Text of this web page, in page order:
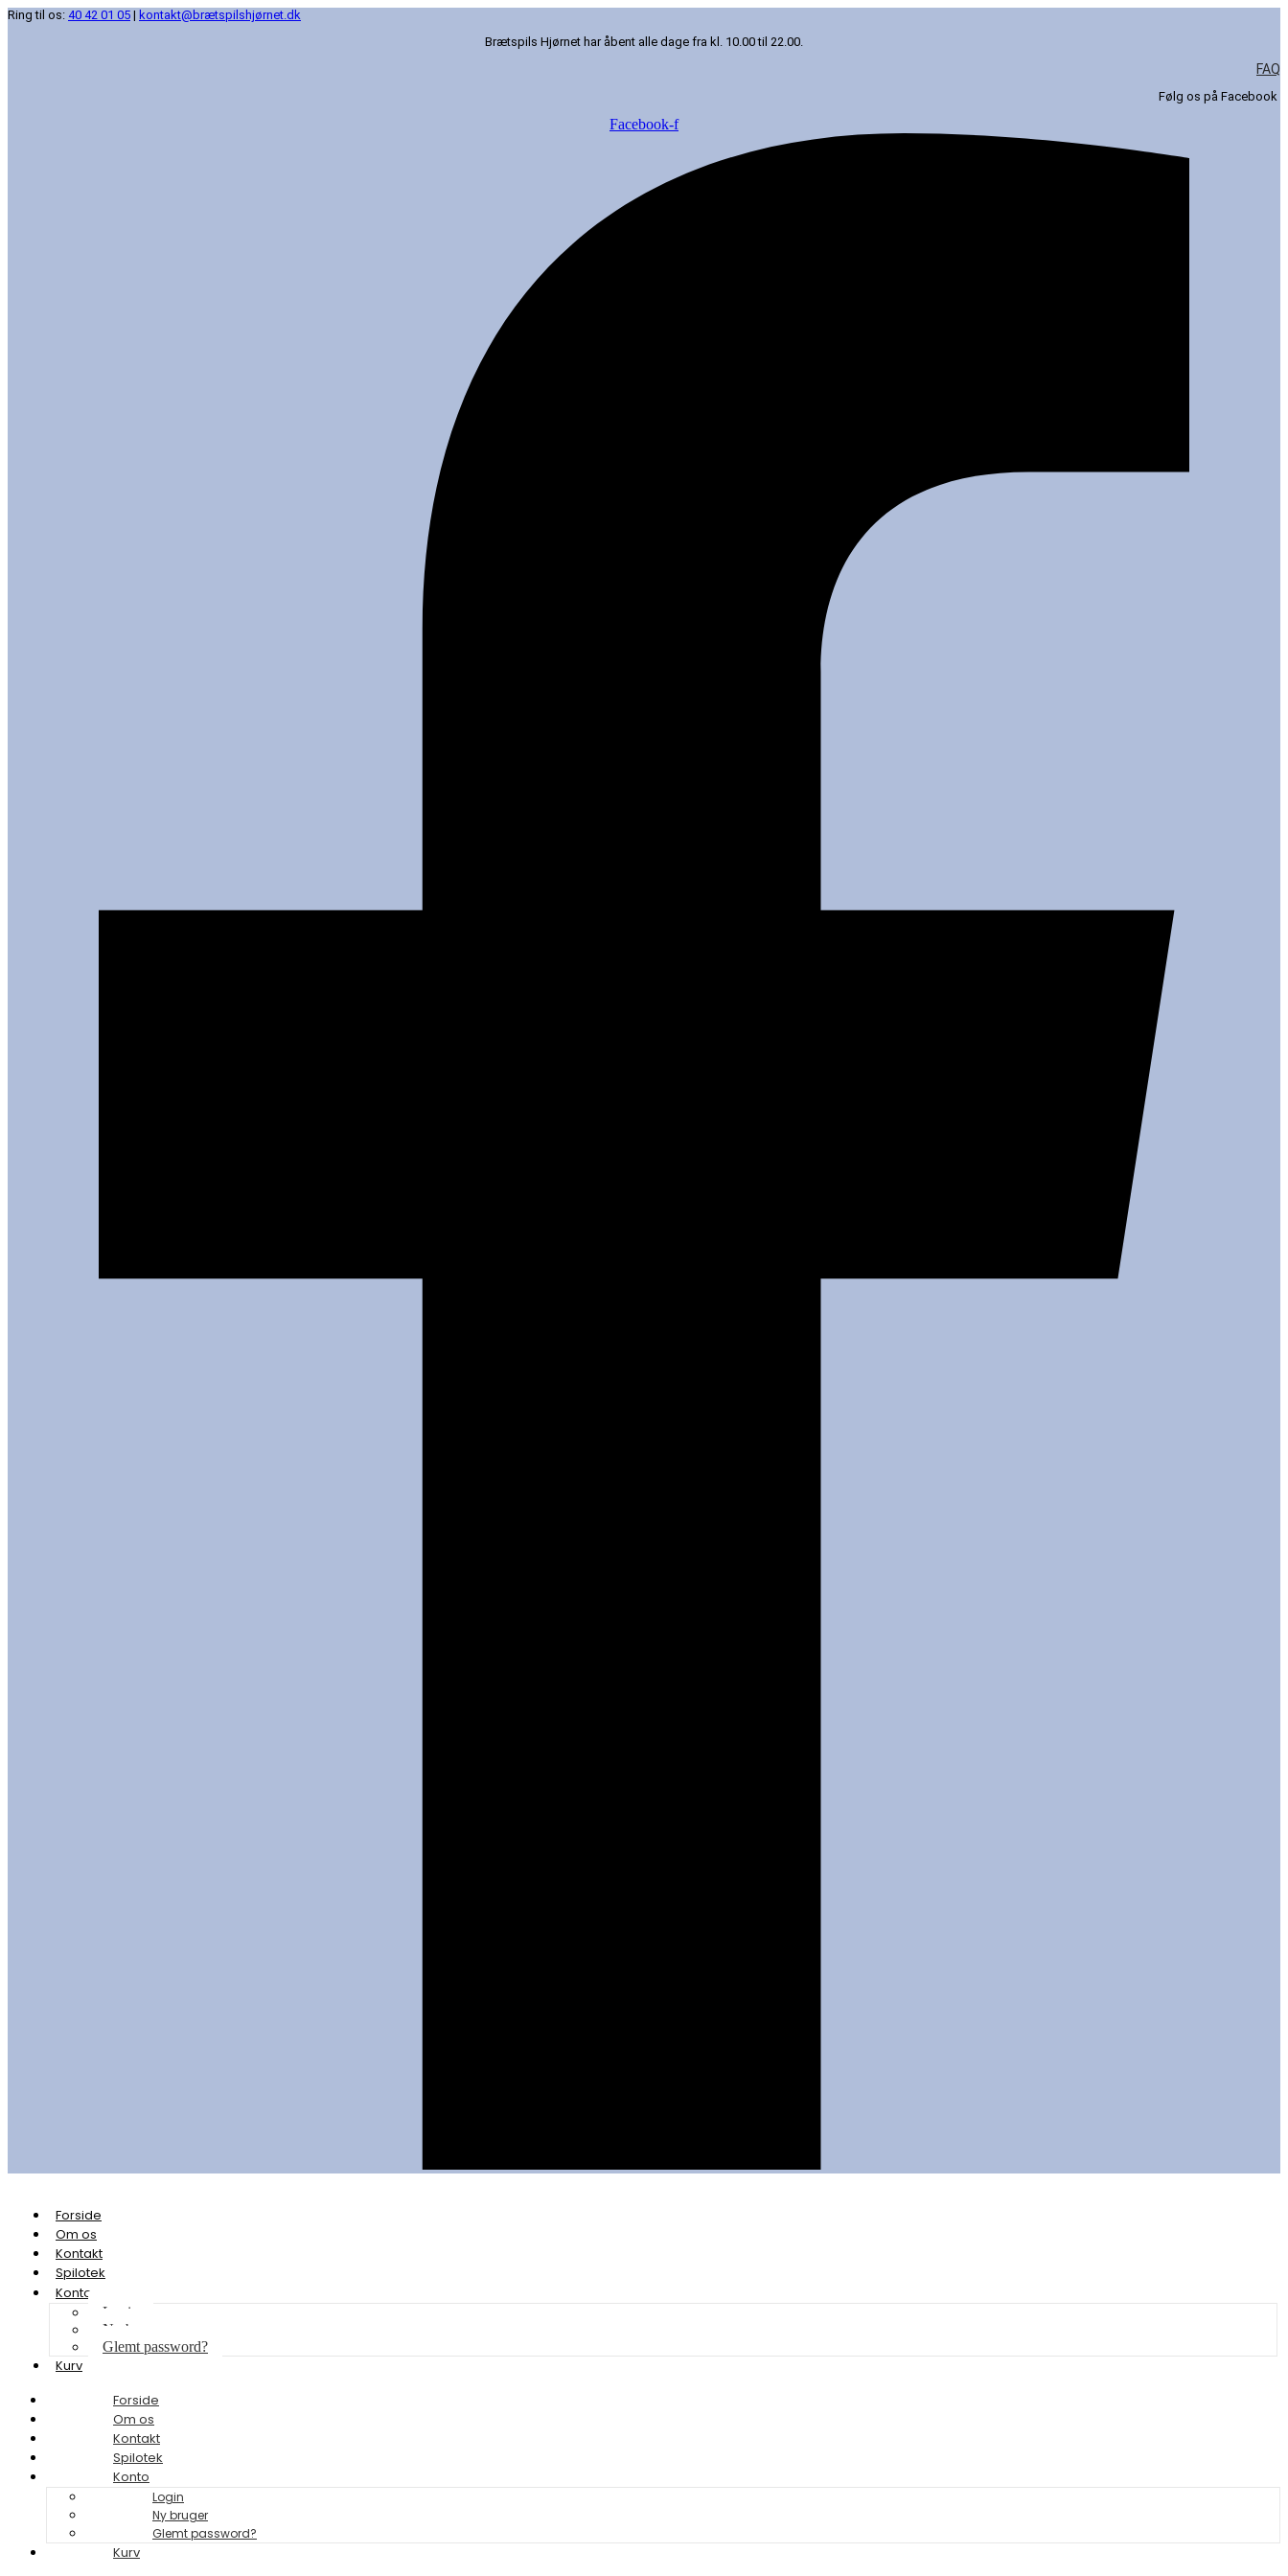
Ring til os: 40 42 01 05 | kontakt@brætspilshjørnet.dk
Brætspils Hjørnet har åbent alle dage fra kl. 10.00 til 22.00.
FAQ
Følg os på Facebook
Facebook-f
Forside
Om os
Kontakt
Spilotek
Konto
Login
Ny bruger
Glemt password?
Kurv
Forside
Om os
Kontakt
Spilotek
Konto
Login
Ny bruger
Glemt password?
Kurv